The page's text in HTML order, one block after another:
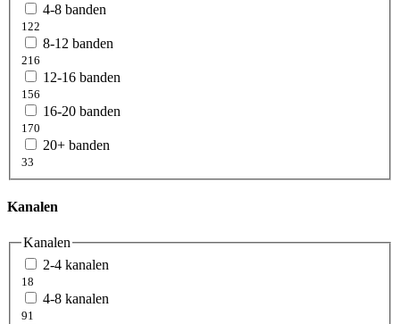
4-8 banden
122
8-12 banden
216
12-16 banden
156
16-20 banden
170
20+ banden
33
Kanalen
Kanalen
2-4 kanalen
18
4-8 kanalen
91